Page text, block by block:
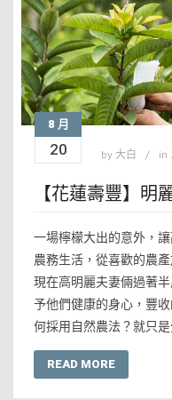
8 月
20 by 大白 in
【花蓮壽豐】明
一場檸檬大出的意外，
農務生活，從喜歡的農
現在高明麗夫妻倆過著
予他們健康的身心，豐
何採用自然農法？就只
READ MORE